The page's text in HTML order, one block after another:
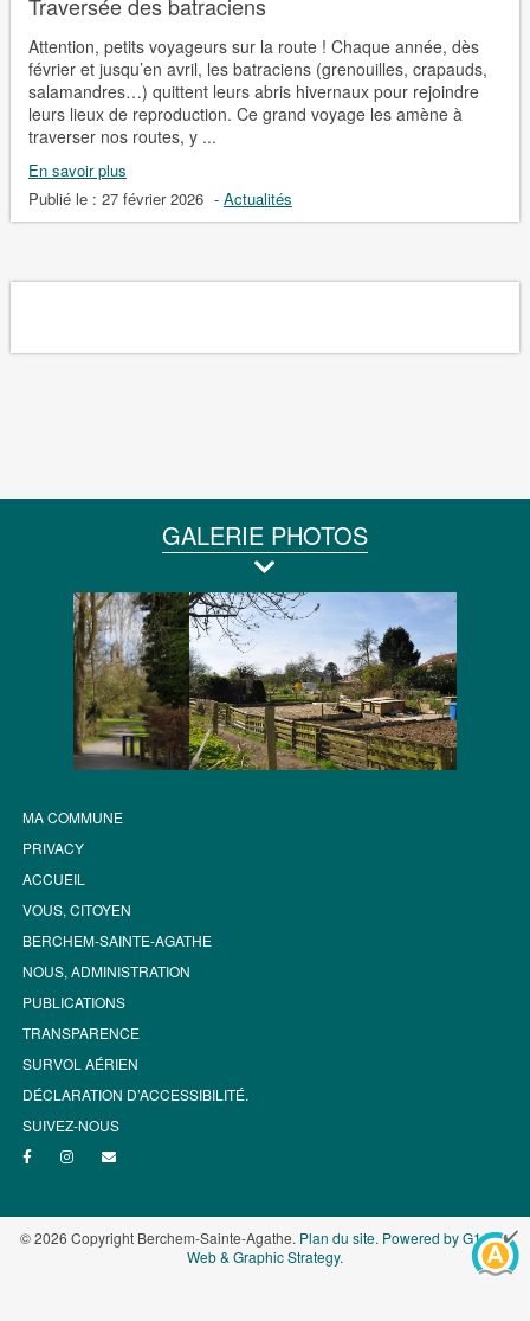
Attention, petits voyageurs sur la route ! Chaque année, dès
février et jusqu’en avril, les batraciens (grenouilles, crapauds,
salamandres…) quittent leurs abris hivernaux pour rejoindre
leurs lieux de reproduction. Ce grand voyage les amène à
traverser nos routes, y ...
En savoir plus
Publié le : 27 février 2026 - Actualités
GALERIE PHOTOS
MA COMMUNE
PRIVACY
ACCUEIL
VOUS, CITOYEN
BERCHEM-SAINTE-AGATHE
NOUS, ADMINISTRATION
PUBLICATIONS
TRANSPARENCE
SURVOL AÉRIEN
DÉCLARATION D’ACCESSIBILITÉ.
SUIVEZ-NOUS
© 2026 Copyright Berchem-Sainte-Agathe. Plan du site. Powered by G1.be -
Web & Graphic Strategy.